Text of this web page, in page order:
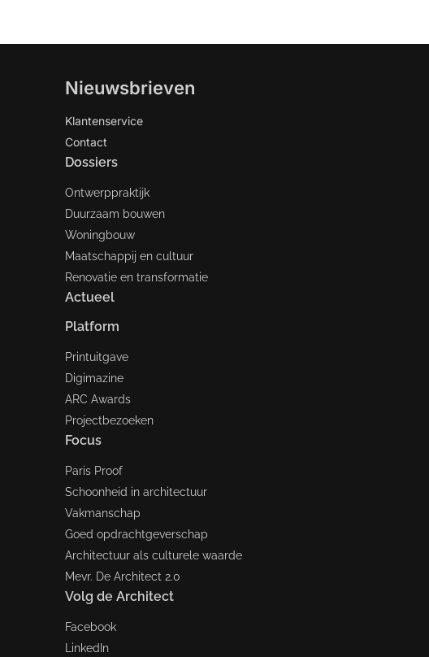
Nieuwsbrieven
Klantenservice
Contact
Dossiers
Ontwerppraktijk
Duurzaam bouwen
Woningbouw
Maatschappij en cultuur
Renovatie en transformatie
Actueel
Platform
Printuitgave
Digimazine
ARC Awards
Projectbezoeken
Focus
Paris Proof
Schoonheid in architectuur
Vakmanschap
Goed opdrachtgeverschap
Architectuur als culturele waarde
Mevr. De Architect 2.0
Volg de Architect
Facebook
LinkedIn